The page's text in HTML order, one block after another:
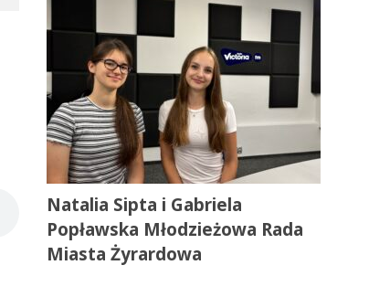
Natalia Sipta i Gabriela
Popławska Młodzieżowa Rada
Miasta Żyrardowa